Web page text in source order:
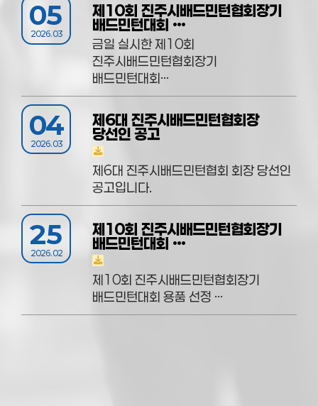
05
2026.03
제10회 진주시배드민턴협회장기
배드민턴대회 …
금일 실시한 제10회
진주시배드민턴협회장기
배드민턴대회…
04
2026.03
제6대 진주시배드민턴협회장
당선인 공고
제6대 진주시배드민턴협회 회장 당선인
공고입니다.
25
2026.02
제10회 진주시배드민턴협회장기
배드민턴대회 …
제10회 진주시배드민턴협회장기
배드민턴대회 용품 선정 …